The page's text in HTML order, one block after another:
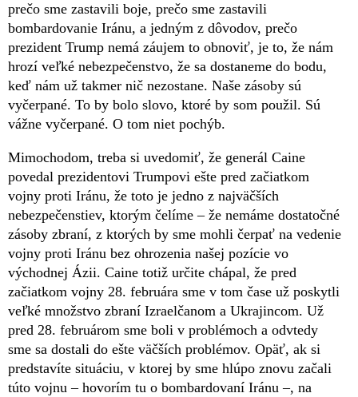
prečo sme zastavili boje, prečo sme zastavili
bombardovanie Iránu, a jedným z dôvodov, prečo
prezident Trump nemá záujem to obnoviť, je to, že nám
hrozí veľké nebezpečenstvo, že sa dostaneme do bodu,
keď nám už takmer nič nezostane. Naše zásoby sú
vyčerpané. To by bolo slovo, ktoré by som použil. Sú
vážne vyčerpané. O tom niet pochýb.
Mimochodom, treba si uvedomiť, že generál Caine
povedal prezidentovi Trumpovi ešte pred začiatkom
vojny proti Iránu, že toto je jedno z najväčších
nebezpečenstiev, ktorým čelíme – že nemáme dostatočné
zásoby zbraní, z ktorých by sme mohli čerpať na vedenie
vojny proti Iránu bez ohrozenia našej pozície vo
východnej Ázii. Caine totiž určite chápal, že pred
začiatkom vojny 28. februára sme v tom čase už poskytli
veľké množstvo zbraní Izraelčanom a Ukrajincom. Už
pred 28. februárom sme boli v problémoch a odvtedy
sme sa dostali do ešte väčších problémov. Opäť, ak si
predstavíte situáciu, v ktorej by sme hlúpo znovu začali
túto vojnu – hovorím tu o bombardovaní Iránu –, na